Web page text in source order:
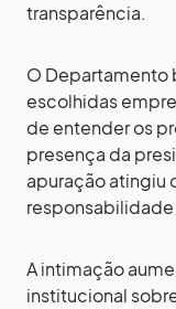
transparência.
O Departamento
escolhidas
de entender os
presença da
apuração atingiu
A intimação
institucional